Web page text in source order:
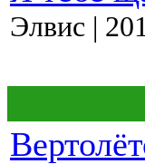
Элвис |